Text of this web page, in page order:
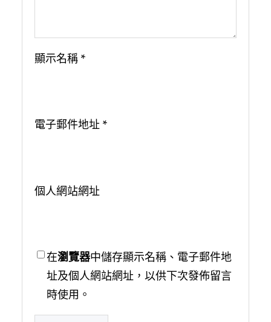
顯示名稱 *
電子郵件地址 *
個人網站網址
在瀏覽器中儲存顯示名稱、電子郵件地
址及個人網站網址，以供下次發佈留言
時使用。